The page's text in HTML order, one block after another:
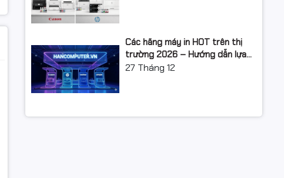
Các hãng máy in HOT trên thị
trường 2026 – Hướng dẫn lựa
chọn và so sánh chi tiết
27 Tháng 12